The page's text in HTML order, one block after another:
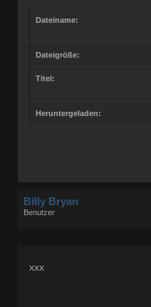
Dateiname:
Dateigröße:
Titel:
Heruntergeladen:
Billy Bryan
Benutzer
xxx